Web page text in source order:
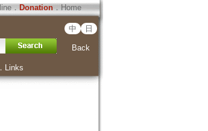
． Donation．Home
中 日
Back
． Links